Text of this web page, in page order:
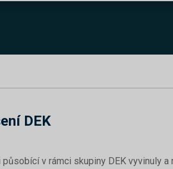
DEK
v rámci skupiny DEK vyvinuly